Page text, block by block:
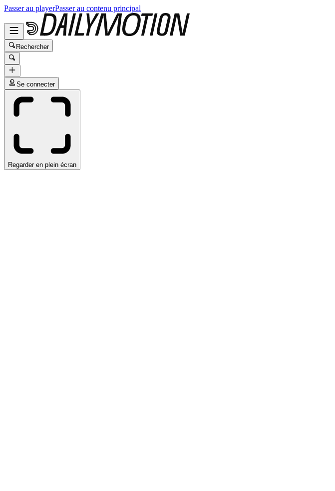
Passer au playerPasser au contenu principal
Rechercher
Se connecter
Regarder en plein écran